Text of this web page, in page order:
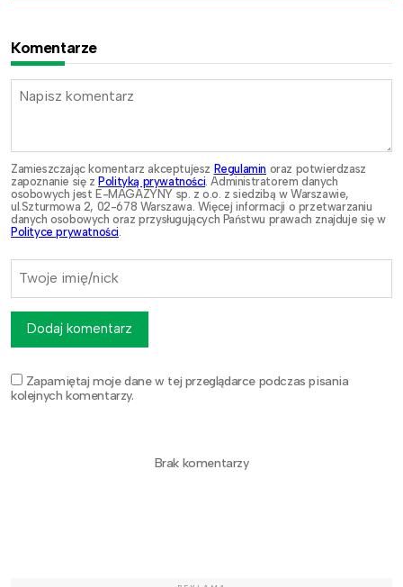
Komentarze
Zamieszczając komentarz akceptujesz Regulamin oraz potwierdzasz
zapoznanie się z Polityką prywatności. Administratorem danych
osobowych jest E-MAGAZYNY sp. z o.o. z siedzibą w Warszawie,
ul.Szturmowa 2, 02-678 Warszawa. Więcej informacji o przetwarzaniu
danych osobowych oraz przysługujących Państwu prawach znajduje się w
Polityce prywatności.
Zapamiętaj moje dane w tej przeglądarce podczas pisania
kolejnych komentarzy.
Dodaj komentarz
Brak komentarzy